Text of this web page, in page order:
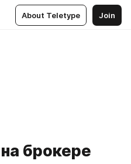
About Teletype Join
брокере